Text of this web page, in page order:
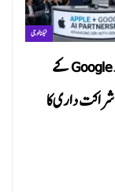
ٹیکنالوجی
Apple اور Google کے
درمیان AI شراکت داری کا